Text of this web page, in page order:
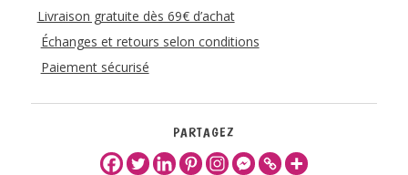
Livraison gratuite dès 69€ d’achat
Échanges et retours selon conditions
Paiement sécurisé
PARTAGEZ